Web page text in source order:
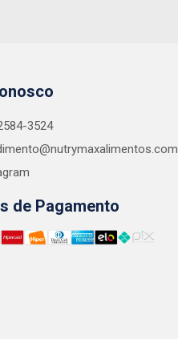
3524
de Pagamento